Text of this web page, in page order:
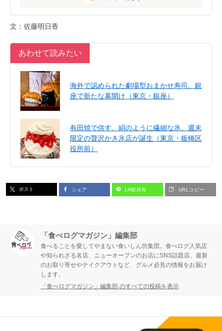
文：佐藤明日香
あわせて読みたい
海外で認められた劇場型おまかせ寿司。銀
座で新たな幕開け（東京・銀座）
有田焼で供す、絹のように繊細な氷。週末
限定の贅沢かき氷店が誕生（東京・板橋区
役所前）
ポスト シェア LINE共有 URLコピー
「食べログマガジン」編集部
食べることを愛してやまない食いしん坊集団。食べログ人気店
や知られざる名店、ニューオープンのお店にSNS話題店、最新
のお取り寄せやテイクアウトなど、グルメ必見の情報をお届け
します。
「食べログマガジン」編集部 のすべての投稿を表示